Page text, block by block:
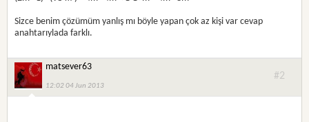
Sizce benim çözümüm yanlış mı böyle yapan çok az kişi var cevap
anahtarıylada farklı.
matsever63
12:02 04 Jun 2013
#2